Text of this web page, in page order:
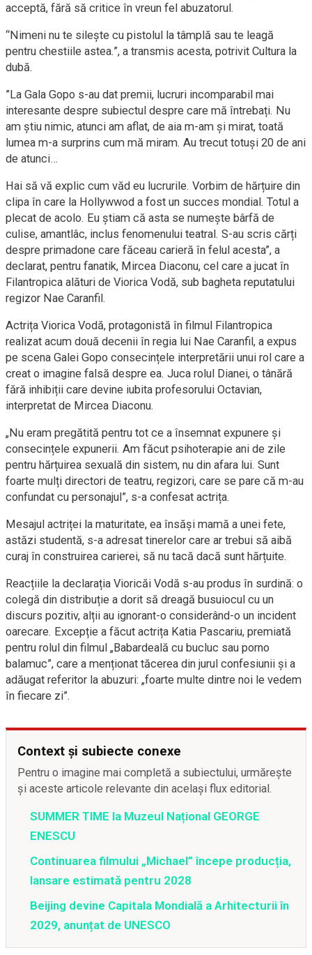
acceptă, fără să critice în vreun fel abuzatorul.
“Nimeni nu te silește cu pistolul la tâmplă sau te leagă
pentru chestiile astea.”, a transmis acesta, potrivit Cultura la
dubă.
”La Gala Gopo s-au dat premii, lucruri incomparabil mai
interesante despre subiectul despre care mă întrebați. Nu
am știu nimic, atunci am aflat, de aia m-am și mirat, toată
lumea m-a surprins cum mă miram. Au trecut totuși 20 de ani
de atunci…
Hai să vă explic cum văd eu lucrurile. Vorbim de hărțuire din
clipa în care la Hollywwod a fost un succes mondial. Totul a
plecat de acolo. Eu știam că asta se numește bârfă de
culise, amantlâc, inclus fenomenului teatral. S-au scris cărți
despre primadone care făceau carieră în felul acesta”, a
declarat, pentru fanatik, Mircea Diaconu, cel care a jucat în
Filantropica alături de Viorica Vodă, sub bagheta reputatului
regizor Nae Caranfil.
Actrița Viorica Vodă, protagonistă în filmul Filantropica
realizat acum două decenii în regia lui Nae Caranfil, a expus
pe scena Galei Gopo consecințele interpretării unui rol care a
creat o imagine falsă despre ea. Juca rolul Dianei, o tânără
fără inhibiții care devine iubita profesorului Octavian,
interpretat de Mircea Diaconu.
„Nu eram pregătită pentru tot ce a însemnat expunere și
consecințele expunerii. Am făcut psihoterapie ani de zile
pentru hărțuirea sexuală din sistem, nu din afara lui. Sunt
foarte mulți directori de teatru, regizori, care se pare că m-au
confundat cu personajul”, s-a confesat actrița.
Mesajul actriței la maturitate, ea însăși mamă a unei fete,
astăzi studentă, s-a adresat tinerelor care ar trebui să aibă
curaj în construirea carierei, să nu tacă dacă sunt hărțuite.
Reacțiile la declarația Vioricăi Vodă s-au produs în surdină: o
colegă din distribuție a dorit să dreagă busuiocul cu un
discurs pozitiv, alții au ignorant-o considerând-o un incident
oarecare. Excepție a făcut actrița Katia Pascariu, premiată
pentru rolul din filmul „Babardeală cu bucluc sau porno
balamuc”, care a menționat tăcerea din jurul confesiunii și a
adăugat referitor la abuzuri: „foarte multe dintre noi le vedem
în fiecare zi”.
Context și subiecte conexe
Pentru o imagine mai completă a subiectului, urmărește
și aceste articole relevante din același flux editorial.
SUMMER TIME la Muzeul Național GEORGE
ENESCU
Continuarea filmului „Michael” începe producția,
lansare estimată pentru 2028
Beijing devine Capitala Mondială a Arhitecturii în
2029, anunțat de UNESCO